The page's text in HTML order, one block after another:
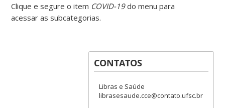
Clique e segure o item COVID-19do menu para
acessar as subcategorias.
CONTATOS
Libras e Saúde
librasesaude.cce@contato.ufsc.br